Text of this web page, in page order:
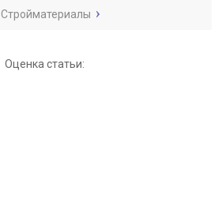
Стройматериалы
Оценка статьи: